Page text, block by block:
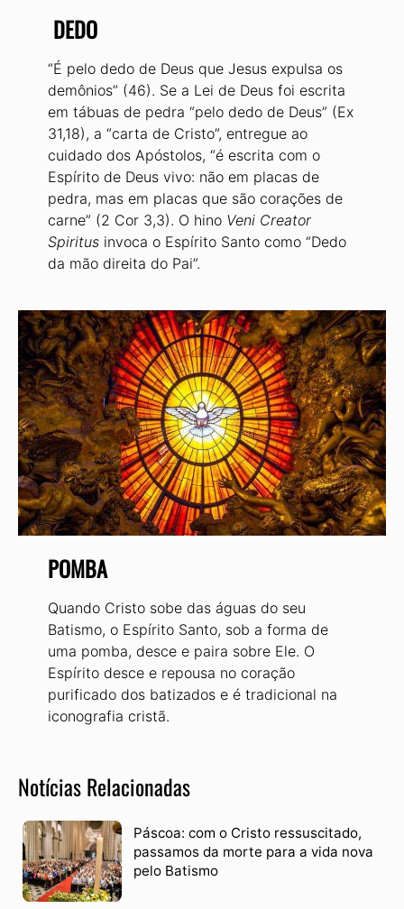
DEDO
“É pelo dedo de Deus que Jesus expulsa os
demônios” (46). Se a Lei de Deus foi escrita
em tábuas de pedra “pelo dedo de Deus” (Ex
31,18), a “carta de Cristo”, entregue ao
cuidado dos Apóstolos, “é escrita com o
Espírito de Deus vivo: não em placas de
pedra, mas em placas que são corações de
carne” (2 Cor 3,3). O hino Veni Creator
Spiritusinvoca o Espírito Santo como “Dedo
da mão direita do Pai”.
POMBA
Quando Cristo sobe das águas do seu
Batismo, o Espírito Santo, sob a forma de
uma pomba, desce e paira sobre Ele. O
Espírito desce e repousa no coração
purificado dos batizados e é tradicional na
iconografia cristã.
Notícias Relacionadas
Páscoa: com o Cristo ressuscitado,
passamos da morte para a vida nova
pelo Batismo